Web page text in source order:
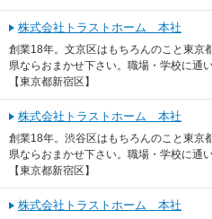
株式会社トラストホーム 本社
創業18年。文京区はもちろんのこと東京
県ならおまかせ下さい。職場・学校に通い
【東京都新宿区】
株式会社トラストホーム 本社
創業18年。渋谷区はもちろんのこと東京
県ならおまかせ下さい。職場・学校に通い
【東京都新宿区】
株式会社トラストホーム 本社